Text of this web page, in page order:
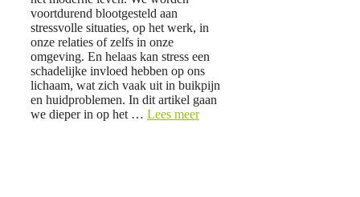
voortdurend blootgesteld aan
stressvolle situaties, op het werk, in
onze relaties of zelfs in onze
omgeving. En helaas kan stress een
schadelijke invloed hebben op ons
lichaam, wat zich vaak uit in buikpijn
en huidproblemen. In dit artikel gaan
we dieper in op het … Lees meer